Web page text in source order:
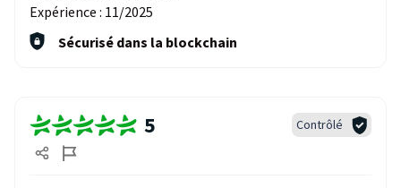
Expérience : 11/2025
Sécurisé dans la blockchain
5 Contrôlé